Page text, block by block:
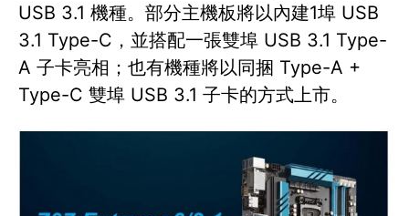
USB 3.1 機種。部分主機板將以內建1埠 USB
3.1 Type-C，並搭配一張雙埠 USB 3.1 Type-
A 子卡亮相；也有機種將以同捆 Type-A +
Type-C 雙埠 USB 3.1 子卡的方式上市。